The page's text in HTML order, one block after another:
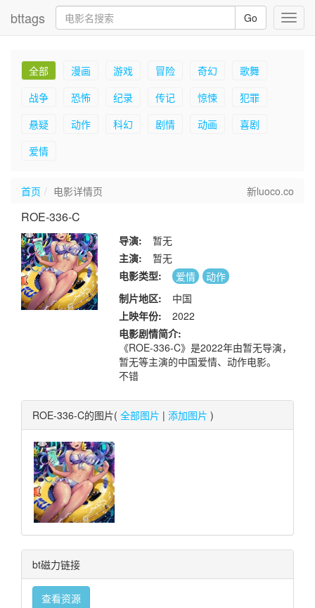
bttags Go
全部 漫画 游戏 冒险 奇幻
歌舞
战争
恐怖 纪录 传记 惊悚
犯罪
悬疑
动作 科幻 剧情 动画
喜剧
爱情
首页 电影详情页 新luoco.co
ROE-336-C
导演:
暂无
主演:
暂无
电影类型:
爱情
动作
制片地区:
中国
上映年份:
2022
电影剧情简介:
《ROE-336-C》是2022年由暂无导演，
暂无等主演的中国爱情、动作电影。
不错
ROE-336-C的图片( 全部图片 | 添加图片 )
bt磁力链接
查看资源